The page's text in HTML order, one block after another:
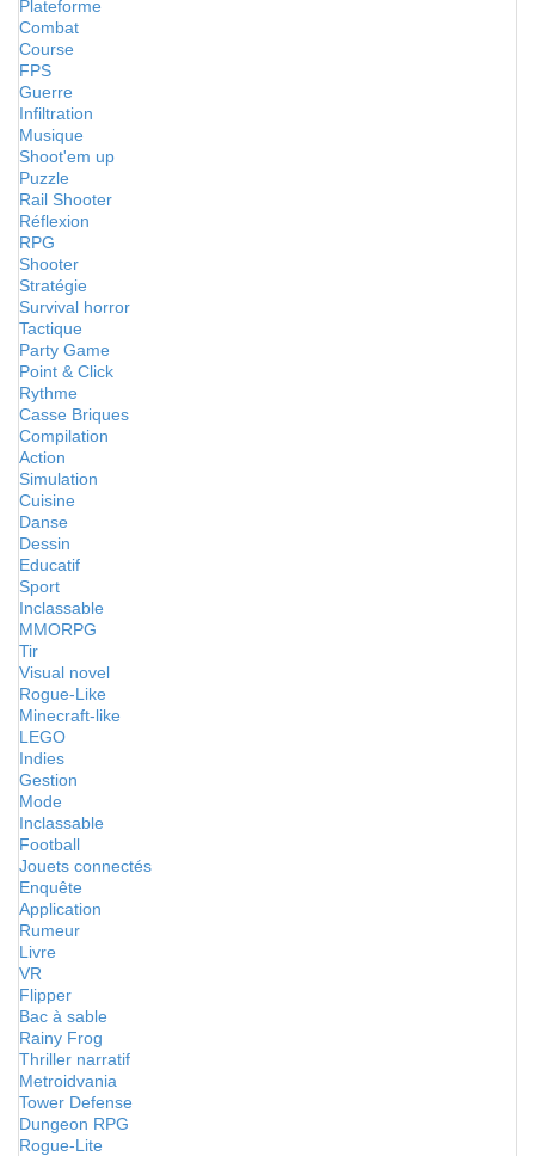
Plateforme
Combat
Course
FPS
Guerre
Infiltration
Musique
Shoot'em up
Puzzle
Rail Shooter
Réflexion
RPG
Shooter
Stratégie
Survival horror
Tactique
Party Game
Point & Click
Rythme
Casse Briques
Compilation
Action
Simulation
Cuisine
Danse
Dessin
Educatif
Sport
Inclassable
MMORPG
Tir
Visual novel
Rogue-Like
Minecraft-like
LEGO
Indies
Gestion
Mode
Inclassable
Football
Jouets connectés
Enquête
Application
Rumeur
Livre
VR
Flipper
Bac à sable
Rainy Frog
Thriller narratif
Metroidvania
Tower Defense
Dungeon RPG
Rogue-Lite